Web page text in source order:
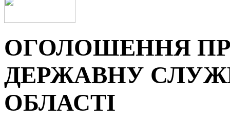
ОГОЛОШЕННЯ
ДЕРЖАВНУ
ОБЛАСТІ